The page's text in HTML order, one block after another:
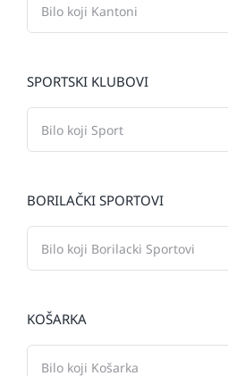
SPORTSKI KLUBOVI
BORILAČKI SPORTOVI
KOŠARKA